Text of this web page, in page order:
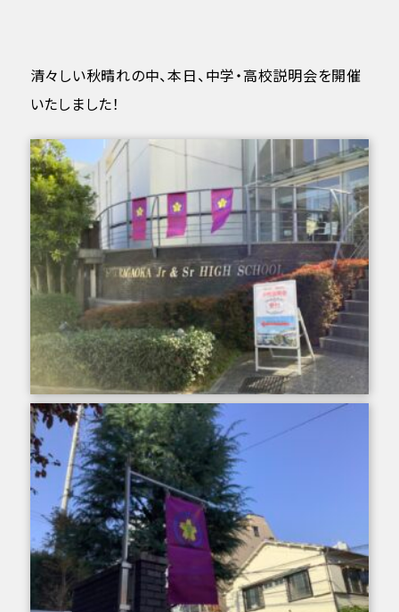
清々しい秋晴れの中、本日、中学・高校説明会を開催
いたしました！